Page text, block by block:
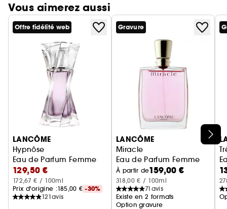
Vous aimerez aussi
Ignorer le carrousel produits
Offre fidélité web
LANCÔME
Hypnôse
Eau de Parfum Femme
129,50 €
172,67 € / 100ml
Prix d'origine :185,00 € -30%
121avis
Gravure
LANCÔME
Miracle
Eau de Parfum Femme
À partir de159,00 €
318,00 € / 100ml
71 avis
Existe en 2 formats
Option gravure